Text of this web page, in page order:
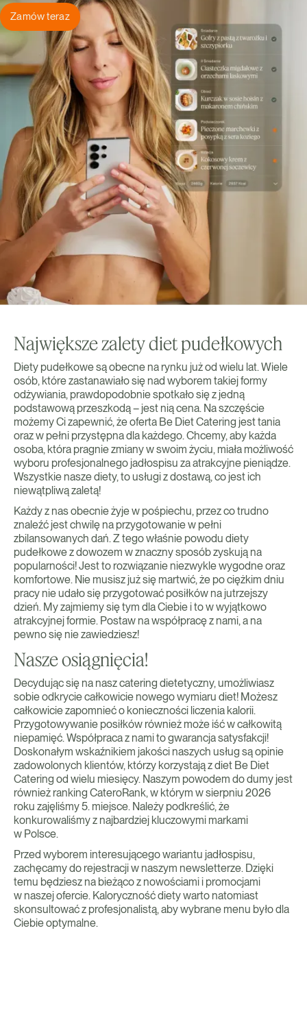
Zamów teraz
Największe zalety diet pudełkowych
Diety pudełkowe są obecne na rynku już od wielu lat. Wiele
osób, które zastanawiało się nad wyborem takiej formy
odżywiania, prawdopodobnie spotkało się z jedną
podstawową przeszkodą – jest nią cena. Na szczęście
możemy Ci zapewnić, że oferta Be Diet Catering jest tania
oraz w pełni przystępna dla każdego. Chcemy, aby każda
osoba, która pragnie zmiany w swoim życiu, miała możliwość
wyboru profesjonalnego jadłospisu za atrakcyjne pieniądze.
Wszystkie nasze diety, to usługi z dostawą, co jest ich
niewątpliwą zaletą!
Każdy z nas obecnie żyje w pośpiechu, przez co trudno
znaleźć jest chwilę na przygotowanie w pełni
zbilansowanych dań. Z tego właśnie powodu diety
pudełkowe z dowozem w znaczny sposób zyskują na
popularności! Jest to rozwiązanie niezwykle wygodne oraz
komfortowe. Nie musisz już się martwić, że po ciężkim dniu
pracy nie udało się przygotować posiłków na jutrzejszy
dzień. My zajmiemy się tym dla Ciebie i to w wyjątkowo
atrakcyjnej formie. Postaw na współpracę z nami, a na
pewno się nie zawiedziesz!
Nasze osiągnięcia!
Decydując się na nasz catering dietetyczny, umożliwiasz
sobie odkrycie całkowicie nowego wymiaru diet! Możesz
całkowicie zapomnieć o konieczności liczenia kalorii.
Przygotowywanie posiłków również może iść w całkowitą
niepamięć. Współpraca z nami to gwarancja satysfakcji!
Doskonałym wskaźnikiem jakości naszych usług są opinie
zadowolonych klientów, którzy korzystają z diet Be Diet
Catering od wielu miesięcy. Naszym powodem do dumy jest
również ranking CateroRank, w którym w sierpniu 2026
roku zajęliśmy 5. miejsce. Należy podkreślić, że
konkurowaliśmy z najbardziej kluczowymi markami
w Polsce.
Przed wyborem interesującego wariantu jadłospisu,
zachęcamy do rejestracji w naszym newsletterze. Dzięki
temu będziesz na bieżąco z nowościami i promocjami
w naszej ofercie. Kaloryczność diety warto natomiast
skonsultować z profesjonalistą, aby wybrane menu było dla
Ciebie optymalne.